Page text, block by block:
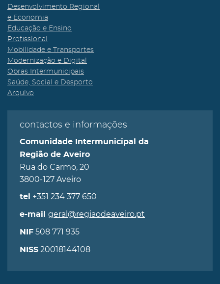
Desenvolvimento Regional
e Economia
Educação e Ensino
Profissional
Mobilidade e Transportes
Modernização e Digital
Obras Intermunicipais
Saúde, Social e Desporto
Arquivo
contactos e informações
Comunidade Intermunicipal da
Região de Aveiro
Rua do Carmo, 20
3800-127 Aveiro
tel +351 234 377 650
e-mail geral@regiaodeaveiro.pt
NIF 508 771 935
NISS 20018144108